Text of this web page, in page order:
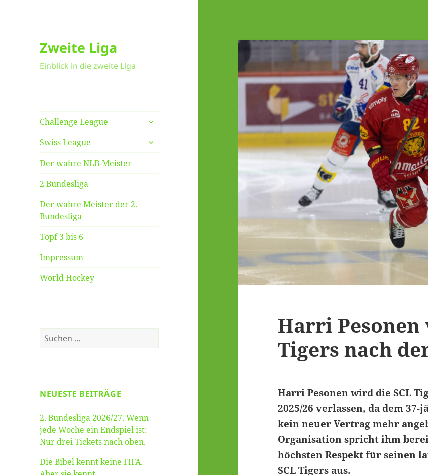
Zweite Liga
Einblick in die zweite Liga
Challenge League
untermenü
anzeigen
Swiss League
untermenü
anzeigen
Der wahre NLB-Meister
2 Bundesliga
Der wahre Meister der 2.
Bundesliga
Topf 3 bis 6
Impressum
World Hockey
Suche
nach:
NEUESTE BEITRÄGE
2. Bundesliga 2026/27. Wenn
jede Woche ein Endspiel ist:
Nur drei Tickets nach oben.
Die Bibel kennt keine FIFA.
Harri Pesonen
Tigers nach
Harri Pesonen wird die SCL
2025/26 verlassen, da dem
kein neuer Vertrag mehr
Organisation spricht ihm
höchsten Respekt für seinen
SCL Tigers aus.